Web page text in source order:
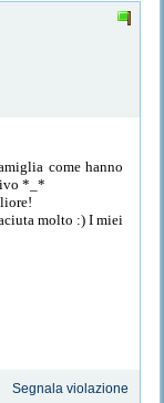
come hanno
*_*
molto :) I miei
Segnala violazione